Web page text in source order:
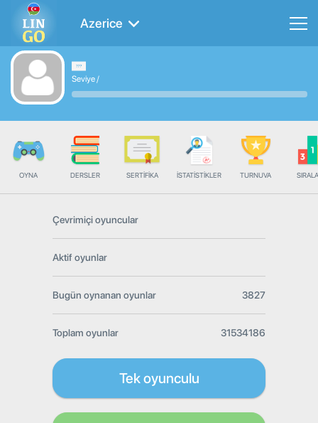
Azerice
Seviye/
OYNA DERSLER SERTIFIKA İSTATISTIKLER TURNUVA
Çevrimiçi oyuncular
Aktif oyunlar
Bugün oynanan oyunlar 3827
Toplam oyunlar 31534186
Tek oyunculu